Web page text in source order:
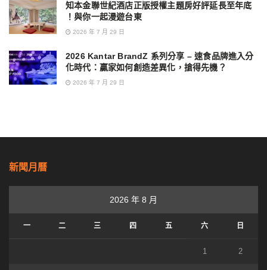
知本金聯世紀酒店正版授權主題房好評延長至年底
！與你一起漫遊台東
2026 年 7 月 29 日
2026 Kantar BrandZ 系列分享 – 速食品牌進入分
化時代：贏家如何創造差異化，搶得先機？
2026 年 7 月 29 日
新聞月曆
2026 年 8 月
一 二 三 四 五 六 日
1 2